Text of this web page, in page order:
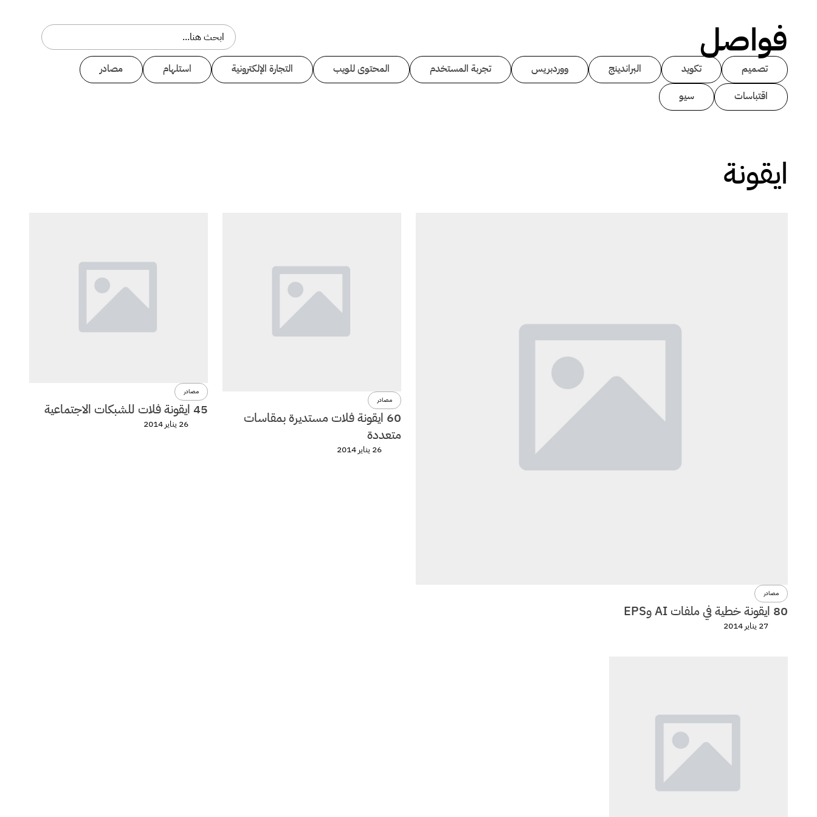
فواصل
تصميم تكويد البراندينج ووردبريس تجربة المستخدم المحتوى للويب التجارة الإلكترونية استلهام
مصادر
اقتباسات
سيو
ايقونة
مصادر
80 ايقونة خطية في ملفات AI وEPS
27 يناير 2014
مصادر
60 ايقونة فلات مستديرة بمقاسات
متعددة
26 يناير 2014
مصادر
45 ايقونة فلات للشبكات الاجتماعية
26 يناير 2014